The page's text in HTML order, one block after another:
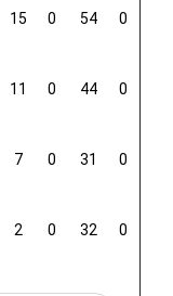
15 0 54 0
11 0 44 0
7 0 31 0
2 0 32 0